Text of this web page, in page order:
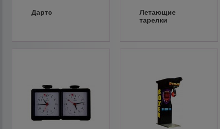
Дартс
Летающие
тарелки